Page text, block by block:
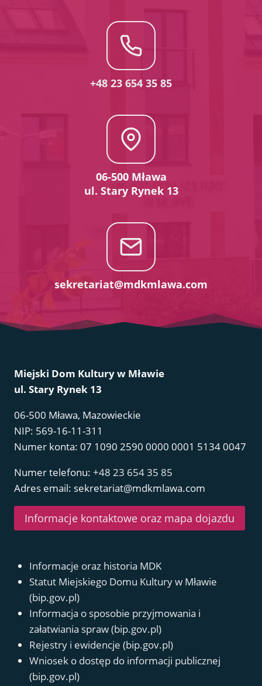
+48 23 654 35 85
06-500 Mława
ul. Stary Rynek 13
sekretariat@mdkmlawa.com
Miejski Dom Kultury w Mławie
ul. Stary Rynek 13
06-500 Mława, Mazowieckie
NIP: 569-16-11-311
Numer konta: 07 1090 2590 0000 0001 5134 0047
Numer telefonu: +48 23 654 35 85
Adres email: sekretariat@mdkmlawa.com
Informacje kontaktowe oraz mapa dojazdu
Informacje oraz historia MDK
Statut Miejskiego Domu Kultury w Mławie
(bip.gov.pl)
Informacja o sposobie przyjmowania i
załatwiania spraw (bip.gov.pl)
Rejestry i ewidencje (bip.gov.pl)
Wniosek o dostęp do informacji publicznej
(bip.gov.pl)